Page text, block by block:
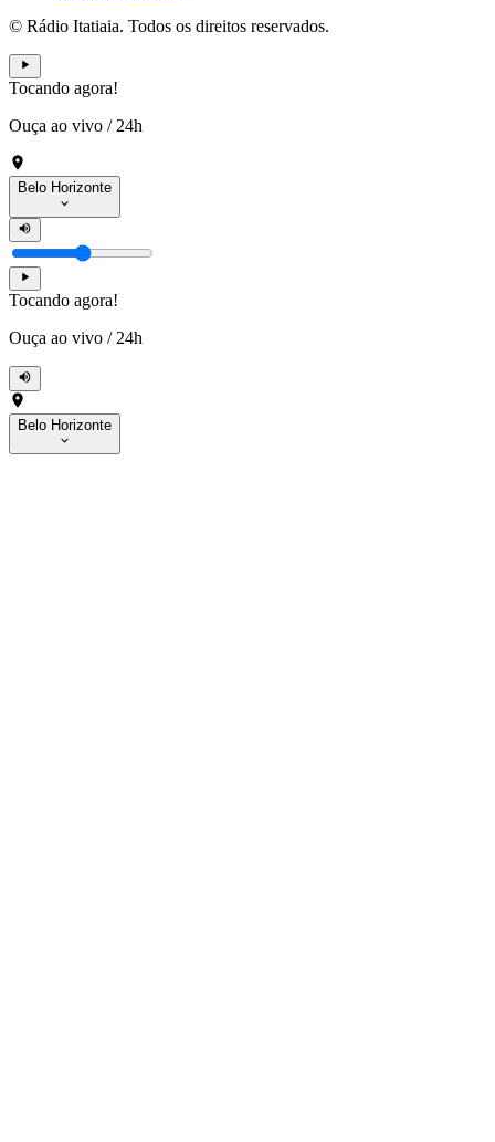
© Rádio Itatiaia. Todos os direitos reservados.
Tocando agora!
Ouça ao vivo /24h
Belo Horizonte
Tocando agora!
Ouça ao vivo / 24h
Belo Horizonte